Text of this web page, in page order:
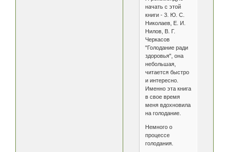
начать с этой
книги - 3. Ю. С.
Николаев, Е. И.
Нилов, В. Г.
Черкасов
"Голодание ради
здоровья", она
небольшая,
читается быстро
и интересно.
Именно эта книга
в свое время
меня вдохновила
на голодание.
Немного о
процессе
голодания.